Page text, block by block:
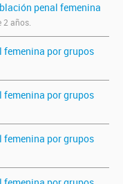
penal femenina
2 años.
femenina por grupos
femenina por grupos
femenina por grupos